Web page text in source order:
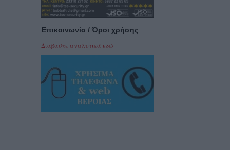
Επικοινωνία / Όροι χρήσης
Διαβαστε αναλυτικά εδώ